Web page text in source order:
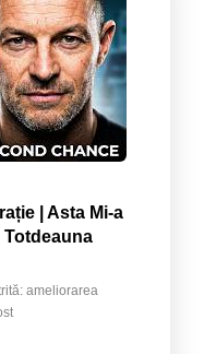
| Asta Mi-a
ameliorarea